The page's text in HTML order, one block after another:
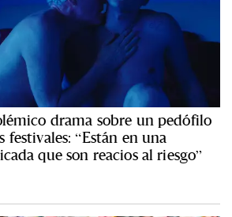
drama sobre un pedófilo
festivales: “Están en una
que son reacios al riesgo”